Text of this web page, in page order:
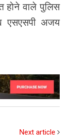
होने वाले पुलिस
एसएसपी अजय
Next article